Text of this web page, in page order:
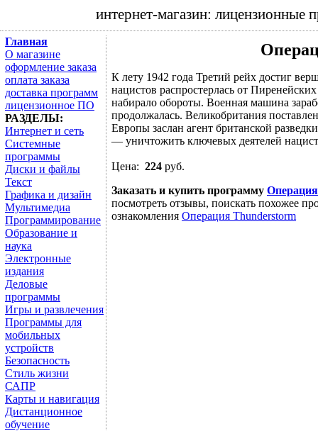
интернет-магазин:
Главная
О магазине
оформление заказа
оплата заказа
доставка программ
лицензионное ПО
РАЗДЕЛЫ:
Интернет и сеть
Системные
программы
Диски и файлы
Текст
Графика и дизайн
Мультимедиа
Программирование
Образование и
наука
Электронные
издания
Деловые
программы
Игры и развлечения
Программы для
мобильных
устройств
Безопасность
Стиль жизни
САПР
Карты и навигация
Дистанционное
обучение
К лету 1942 года Третий рейх достиг
нацистов распростерлась от
набирало обороты. Военная машина
продолжалась. Великобритания
Европы заслан агент британской
— уничтожить ключевых деятелей
Цена: 224 руб.
Заказать и купить программу
посмотреть отзывы, поискать похожее
ознакомления Операция Thunderstorm